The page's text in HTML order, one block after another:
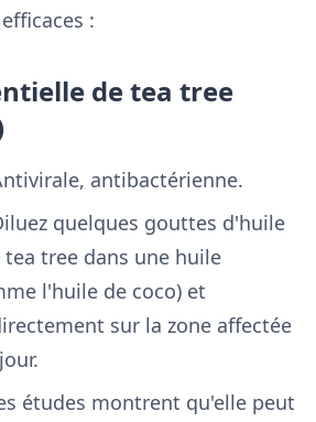
:
de tea tree
antibactérienne.
quelques gouttes d'huile
tree dans une huile
l'huile de coco) et
sur la zone affectée
études montrent qu'elle peut